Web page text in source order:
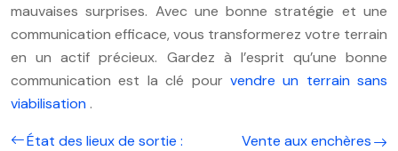
mauvaises surprises. Avec une bonne stratégie et une
communication efficace, vous transformerez votre terrain
en un actif précieux. Gardez à l’esprit qu’une bonne
communication est la clé pour vendre un terrain sans
viabilisation .
État des lieux de sortie :
Vente aux enchères